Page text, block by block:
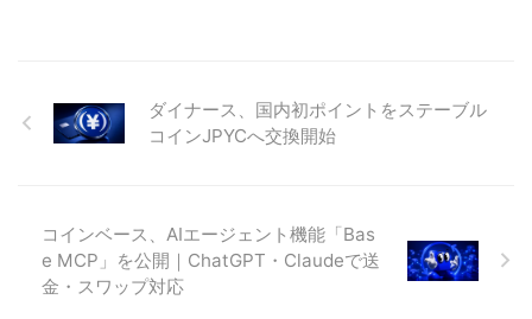
ダイナース、国内初ポイントをステーブル
コインJPYCへ交換開始
コインベース、AIエージェント機能「Bas
e MCP」を公開｜ChatGPT・Claudeで送
金・スワップ対応